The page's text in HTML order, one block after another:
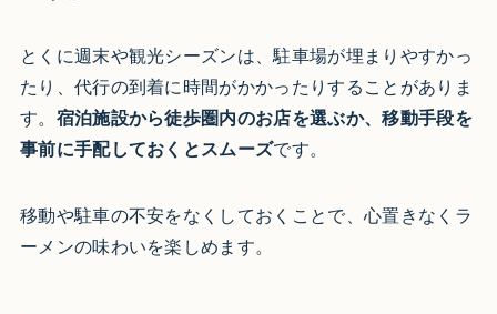
とくに週末や観光シーズンは、駐車場が埋まりやすかっ
たり、代行の到着に時間がかかったりすることがありま
す。 宿泊施設から徒歩圏内のお店を選ぶか、移動手段を
事前に手配しておくとスムーズです。
移動や駐車の不安をなくしておくことで、心置きなくラ
ーメンの味わいを楽しめます。